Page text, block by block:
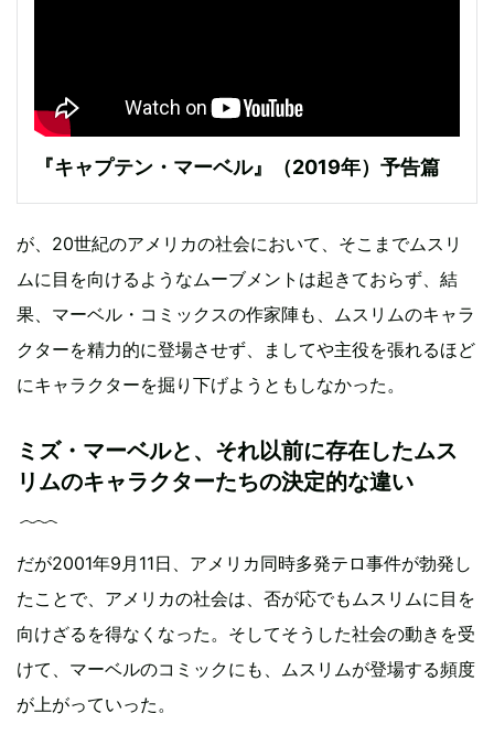
『キャプテン・マーベル』（2019年）予告篇
が、20世紀のアメリカの社会において、そこまでムスリ
ムに目を向けるようなムーブメントは起きておらず、結
果、マーベル・コミックスの作家陣も、ムスリムのキャラ
クターを精力的に登場させず、ましてや主役を張れるほど
にキャラクターを掘り下げようともしなかった。
ミズ・マーベルと、それ以前に存在したムス
リムのキャラクターたちの決定的な違い
だが2001年9月11日、アメリカ同時多発テロ事件が勃発し
たことで、アメリカの社会は、否が応でもムスリムに目を
向けざるを得なくなった。そしてそうした社会の動きを受
けて、マーベルのコミックにも、ムスリムが登場する頻度
が上がっていった。